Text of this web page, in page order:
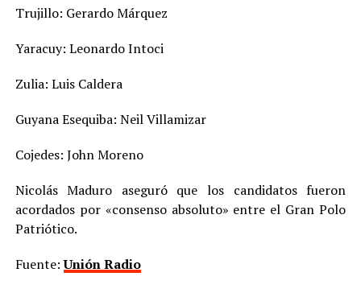
Trujillo: Gerardo Márquez
Yaracuy: Leonardo Intoci
Zulia: Luis Caldera
Guyana Esequiba: Neil Villamizar
Cojedes: John Moreno
Nicolás Maduro aseguró que los candidatos fueron
acordados por «consenso absoluto» entre el Gran Polo
Patriótico.
Fuente:Unión Radio